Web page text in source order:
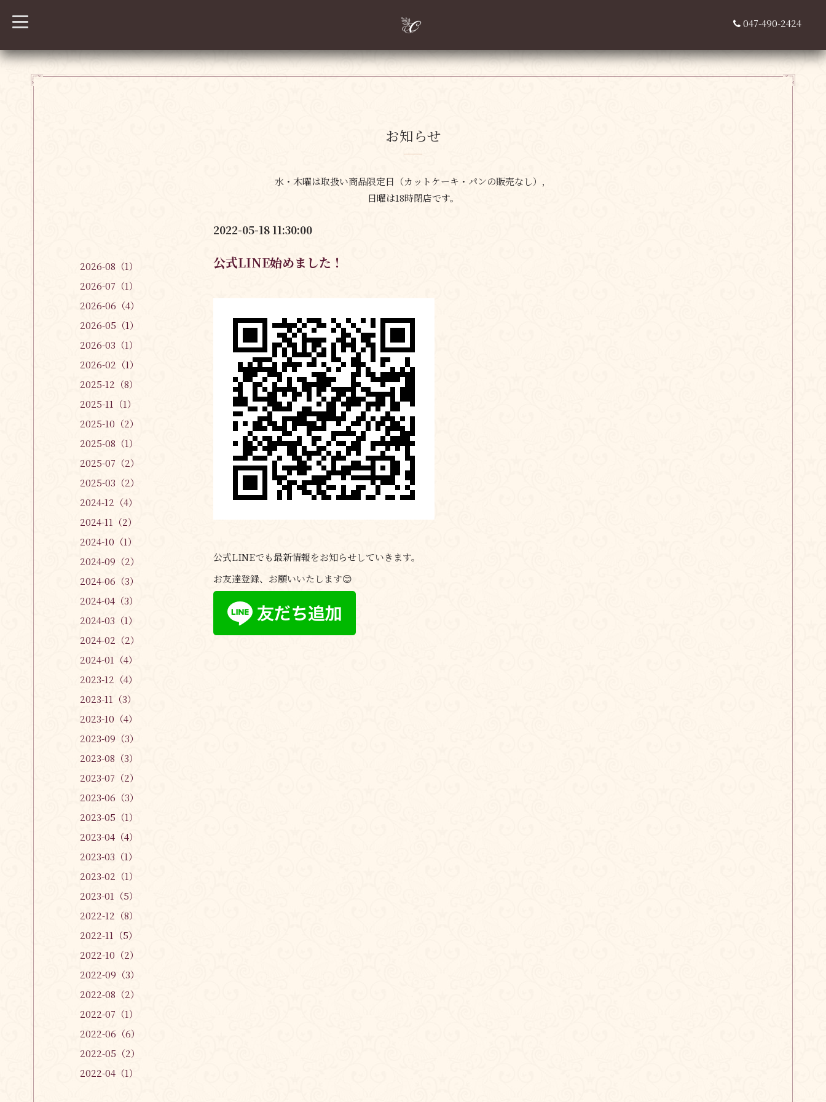
t
o
l
e
047-490-2424
お知らせ
水・木曜は取扱い商品限定日 （カットケーキ・パンの販売なし），
日曜は18時閉店です。
2022-05-18 11:30:00
公式LINE始めました！
公式LINEでも最新情報をお知らせしていきます。
お友達登録、お願いいたします😊
2026-08（1）
2026-07（1）
2026-06（4）
2026-05（1）
2026-03（1）
2026-02（1）
2025-12（8）
2025-11（1）
2025-10（2）
2025-08（1）
2025-07（2）
2025-03（2）
2024-12（4）
2024-11（2）
2024-10（1）
2024-09（2）
2024-06（3）
2024-04（3）
2024-03（1）
2024-02（2）
2024-01（4）
2023-12（4）
2023-11（3）
2023-10（4）
2023-09（3）
2023-08（3）
2023-07（2）
2023-06（3）
2023-05（1）
2023-04（4）
2023-03（1）
2023-02（1）
2023-01（5）
2022-12（8）
2022-11（5）
2022-10（2）
2022-09（3）
2022-08（2）
2022-07（1）
2022-06（6）
2022-05（2）
2022-04（1）